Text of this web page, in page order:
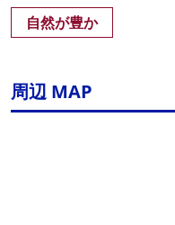
自然が豊か
周辺 MAP